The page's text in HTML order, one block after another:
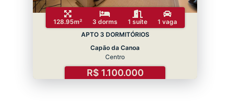
128.95m² 3 dorms 1 suíte
1 vaga
APTO 3 DORMITÓRIOS
Capão da Canoa
Centro
R$ 1.100.000